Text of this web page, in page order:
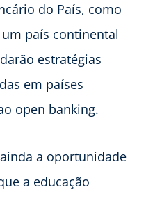
do País, como
país continental
estratégias
em países
open banking.
a oportunidade
a educação